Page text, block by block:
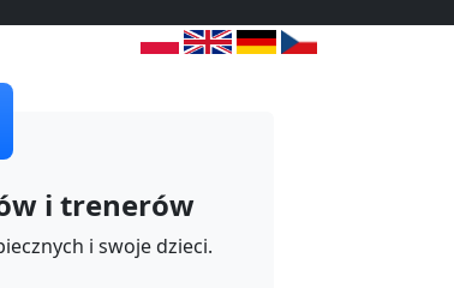
i trenerów
i swoje dzieci.